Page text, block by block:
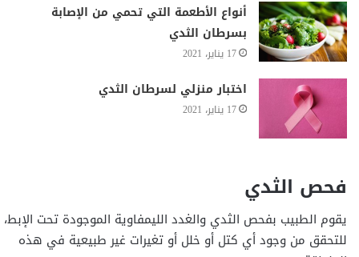
أنواع الأطعمة التي تحمي من الإصابة
بسرطان الثدي
17 يناير، 2021
اختبار منزلي لسرطان الثدي
17 يناير، 2021
فحص الثدي
يقوم الطبيب بفحص الثدي والغدد الليمفاوية الموجودة تحت الإبط،
للتحقق من وجود أي كتل أو خلل أو تغيرات غير طبيعية في هذه